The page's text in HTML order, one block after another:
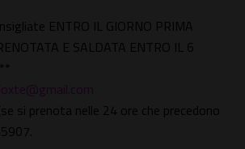
ENTRO IL GIORNO PRIMA
E SALDATA ENTRO IL 6
si prenota nelle 24 ore che precedono